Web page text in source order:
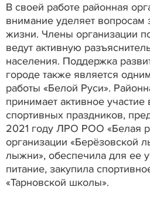
В своей работе районная
внимание уделяет вопросам
жизни. Члены организации
ведут активную
населения. Поддержка
городе также является
работы «Белой Руси».
принимает активное участие
спортивных праздников,
2021 году ЛРО РОО «Белая
организации «Берёзовской
лыжни», обеспечила для ее
питание, закупила
«Тарновской школы».